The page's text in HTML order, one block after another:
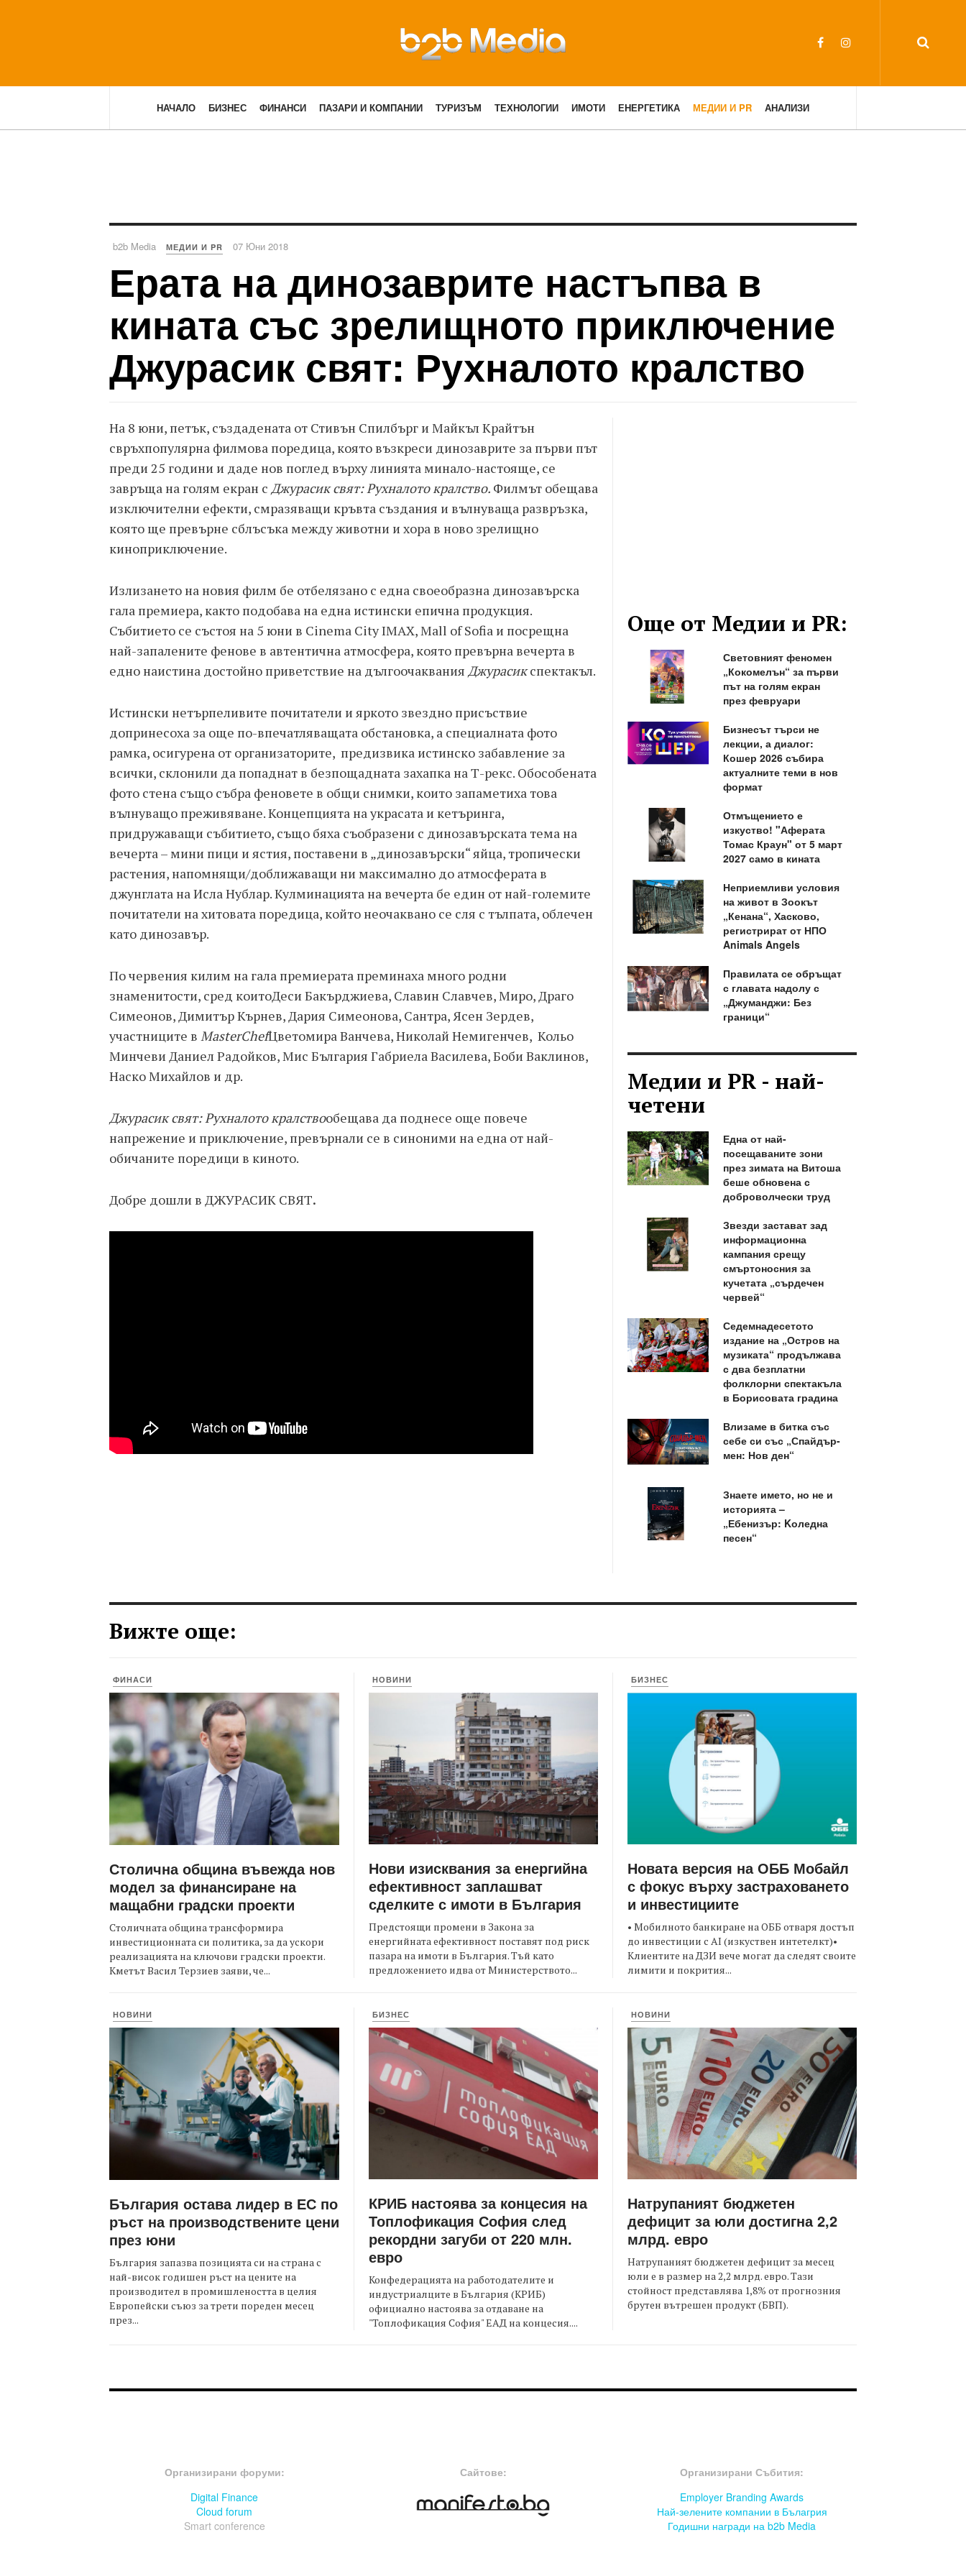
НАЧАЛО БИЗНЕС ФИНАНСИ ПАЗАРИ И КОМПАНИИ ТУРИЗЪМ ТЕХНОЛОГИИ ИМОТИ ЕНЕРГЕТИКА МЕДИИ И PR АНАЛИЗИ
b2b Media МЕДИИ И PR 07 Юни 2018
Ерата на динозаврите настъпва в
кината със зрелищното приключение
Джурасик свят: Рухналото кралство
На 8 юни, петък, създадената от Стивън Спилбърг и Майкъл Крайтън
свръхпопулярна филмова поредица, която възкреси динозаврите за първи път
преди 25 години и даде нов поглед върху линията минало-настояще, се
завръща на голям екран с Джурасик свят: Рухналото кралство. Филмът обещава
изключителни ефекти, смразяващи кръвта създания и вълнуваща развръзка,
която ще превърне сблъсъка между животни и хора в ново зрелищно
киноприключение.
Излизането на новия филм бе отбелязано с една своеобразна динозавърска
гала премиера, както подобава на една истински епична продукция.
Събитието се състоя на 5 юни в Cinema City IMAX, Mall of Sofia и посрещна
най-запалените фенове в автентична атмосфера, която превърна вечерта в
едно наистина достойно приветствие на дългоочаквания Джурасикспектакъл.
Истински нетърпеливите почитатели и яркото звездно присъствие
допринесоха за още по-впечатляващата обстановка, а специалната фото
рамка, осигурена от организаторите, предизвика истинско забавление за
всички, склонили да попаднат в безпощадната захапка на Т-рекс. Обособената
фото стена също събра феновете в общи снимки, които запаметиха това
вълнуващо преживяване. Концепцията на украсата и кетъринга,
придружаващи събитието, също бяха съобразени с динозавърската тема на
вечерта – мини пици и ястия, поставени в „динозавърски“ яйца, тропически
растения, напомнящи/доближаващи ни максимално до атмосферата в
джунглата на Исла Нублар. Кулминацията на вечерта бе един от най-големите
почитатели на хитовата поредица, който неочаквано се сля с тълпата, облечен
като динозавър.
По червения килим на гала премиерата преминаха много родни
знаменитости, сред коитоДеси Бакърджиева, Славин Славчев, Миро, Драго
Симеонов, Димитър Кърнев, Дария Симеонова, Сантра, Ясен Зердев,
участниците в MasterChefЦветомира Ванчева, Николай Немигенчев, Кольо
Минчеви Даниел Радойков, Мис България Габриела Василева, Боби Ваклинов,
Наско Михайлов и др.
Джурасик свят: Рухналото кралствообещава да поднесе още повече
напрежение и приключение, превърнали се в синоними на една от най-
обичаните поредици в киното.
Добре дошли в ДЖУРАСИК СВЯТ.
Още от Медии и PR:
Световният феномен
„Кокомелън“ за първи
път на голям екран
през февруари
Бизнесът търси не
лекции, а диалог:
Кошер 2026 събира
актуалните теми в нов
формат
Отмъщението е
изкуство! "Аферата
Томас Краун" от 5 март
2027 само в кината
Неприемливи условия
на живот в Зоокът
„Кенана“, Хасково,
регистрират от НПО
Animals Angels
Правилата се обръщат
с главата надолу с
„Джуманджи: Без
граници“
Медии и PR - най-
четени
Една от най-
посещаваните зони
през зимата на Витоша
беше обновена с
доброволчески труд
Звезди застават зад
информационна
кампания срещу
смъртоносния за
кучетата „сърдечен
червей“
Седемнадесетото
издание на „Остров на
музиката“ продължава
с два безплатни
фолклорни спектакъла
в Борисовата градина
Влизаме в битка със
себе си със „Спайдър-
мен: Нов ден“
Знаете името, но не и
историята –
„Ебенизър: Kоледна
песен“
Вижте още:
ФИНАСИ
Столична община въвежда нов
модел за финансиране на
мащабни градски проекти
Столичната община трансформира
инвестиционната си политика, за да ускори
реализацията на ключови градски проекти.
Кметът Васил Терзиев заяви, че...
НОВИНИ
Нови изисквания за енергийна
ефективност заплашват
сделките с имоти в България
Предстоящи промени в Закона за
енергийната ефективност поставят под риск
пазара на имоти в България. Тъй като
предложението идва от Министерството...
БИЗНЕС
Новата версия на ОББ Мобайл
с фокус върху застраховането
и инвестициите
• Мобилното банкиране на ОББ отваря достъп
до инвестиции с AI (изкуствен интетелкт)•
Клиентите на ДЗИ вече могат да следят своите
лимити и покрития...
НОВИНИ
България остава лидер в ЕС по
ръст на производствените цени
през юни
България запазва позицията си на страна с
най-висок годишен ръст на цените на
производител в промишлеността в целия
Европейски съюз за трети пореден месец
през...
БИЗНЕС
КРИБ настоява за концесия на
Топлофикация София след
рекордни загуби от 220 млн.
евро
Конфедерацията на работодателите и
индустриалците в България (КРИБ)
официално настоява за отдаване на
"Топлофикация София" ЕАД на концесия....
НОВИНИ
Натрупаният бюджетен
дефицит за юли достигна 2,2
млрд. евро
Натрупаният бюджетен дефицит за месец
юли е в размер на 2,2 млрд. евро. Тази
стойност представлява 1,8% от прогнозния
брутен вътрешен продукт (БВП).
Организирани форуми:
Digital Finance
Cloud forum
Smart conference
Сайтове:
Организирани Събития:
Employer Branding Awards
Най-зелените компании в Бълагрия
Годишни награди на b2b Media